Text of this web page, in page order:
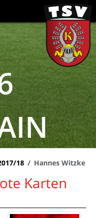
18 Hannes Witzke
Karten